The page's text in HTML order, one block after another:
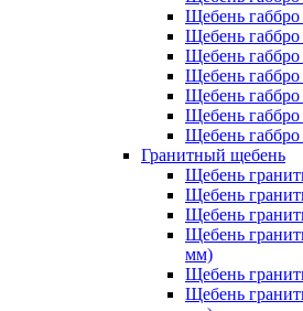
Щебень
Щебень
Щебень
Щебень
Щебень
Щебень
Щебень
Гранитный щебень
Щебень
Щебень
Щебень
Щебень
мм)
Щебень
Щебень